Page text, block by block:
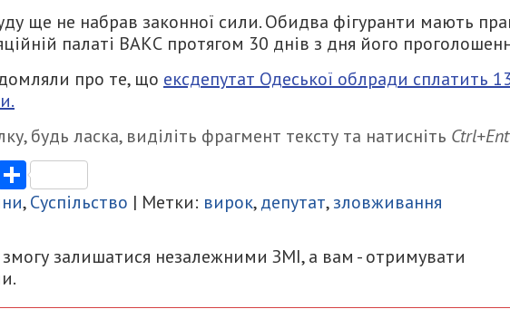
ще не набрав законної сили. Обидва фігуранти мають
палаті ВАКС протягом 30 днів з дня його
про те, що ексдепутат Одеської облради сплатить
будь ласка, виділіть фрагмент тексту та натисніть
Поділитися
,Суспільство | Метки: вирок,депутат,зловживання
залишатися незалежними ЗМІ, а вам - отримувати